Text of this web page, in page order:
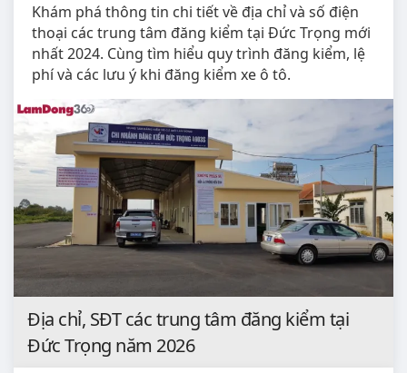
Khám phá thông tin chi tiết về địa chỉ và số điện
thoại các trung tâm đăng kiểm tại Đức Trọng mới
nhất 2024. Cùng tìm hiểu quy trình đăng kiểm, lệ
phí và các lưu ý khi đăng kiểm xe ô tô.
Địa chỉ, SĐT các trung tâm đăng kiểm tại
Đức Trọng năm 2026